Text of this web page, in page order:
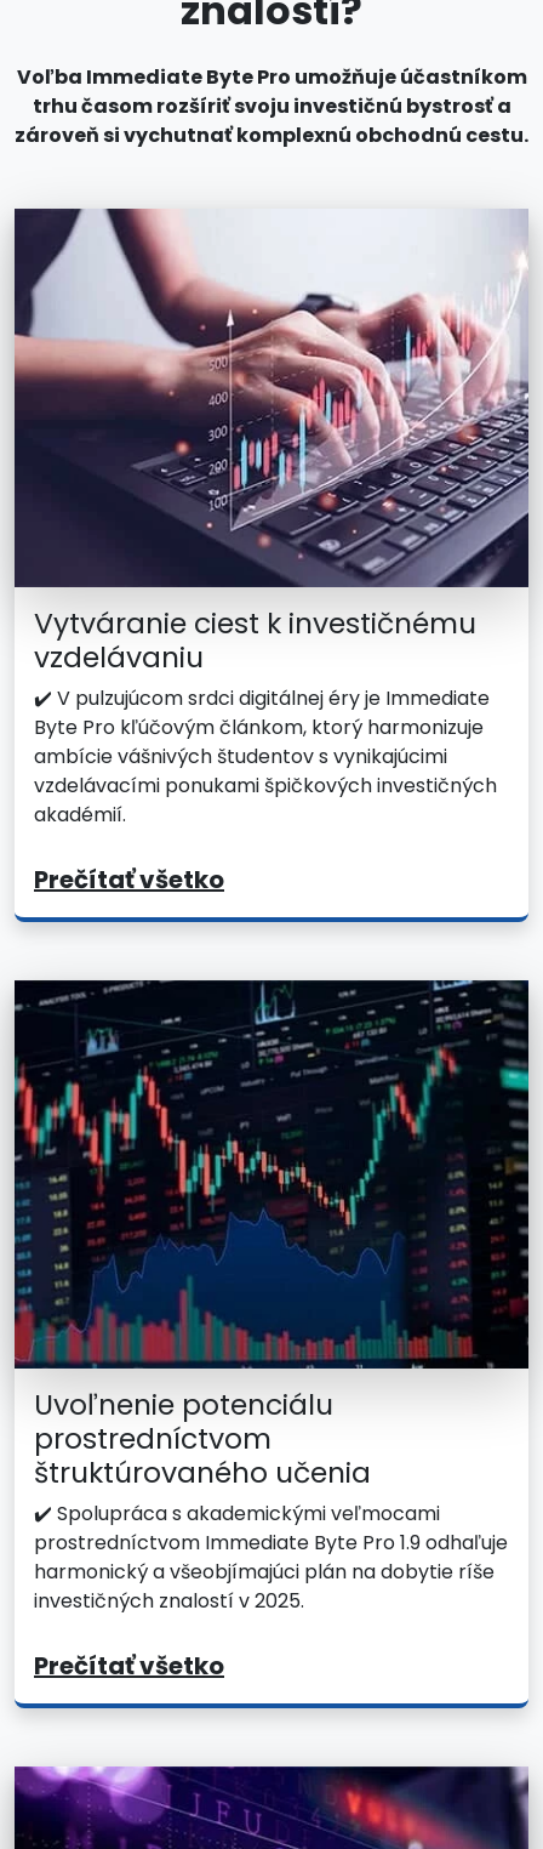
Voľba Immediate Byte Pro umožňuje účastníkom
trhu časom rozšíriť svoju investičnú bystrosť a
zároveň si vychutnať komplexnú obchodnú cestu.
Vytváranie ciest k investičnému
vzdelávaniu
✔️ V pulzujúcom srdci digitálnej éry je Immediate
Byte Pro kľúčovým článkom, ktorý harmonizuje
ambície vášnivých študentov s vynikajúcimi
vzdelávacími ponukami špičkových investičných
akadémií.
Prečítať všetko
Uvoľnenie potenciálu
prostredníctvom
štruktúrovaného učenia
✔️ Spolupráca s akademickými veľmocami
prostredníctvom Immediate Byte Pro 1.9 odhaľuje
harmonický a všeobjímajúci plán na dobytie ríše
investičných znalostí v 2025.
Prečítať všetko